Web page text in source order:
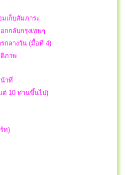
เก็บสัมภาระ
กกลับกรุงเทพๆ
กลางวัน (มื้อที่ 4)
ดิภาพ
าที่
ต่ 10 ท่านขึ้นไป)
ท)